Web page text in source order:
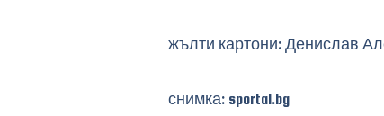
жълти картони: Денислав
снимка: sportal.bg